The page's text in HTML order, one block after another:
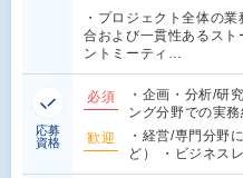
・プロジェクト全体の
合および一貫性あるス
ントミーティ…
応募
資格
必須
・企画・分析/研
ング分野での実
歓迎
・経営/専門分野
ど） ・ビジネス